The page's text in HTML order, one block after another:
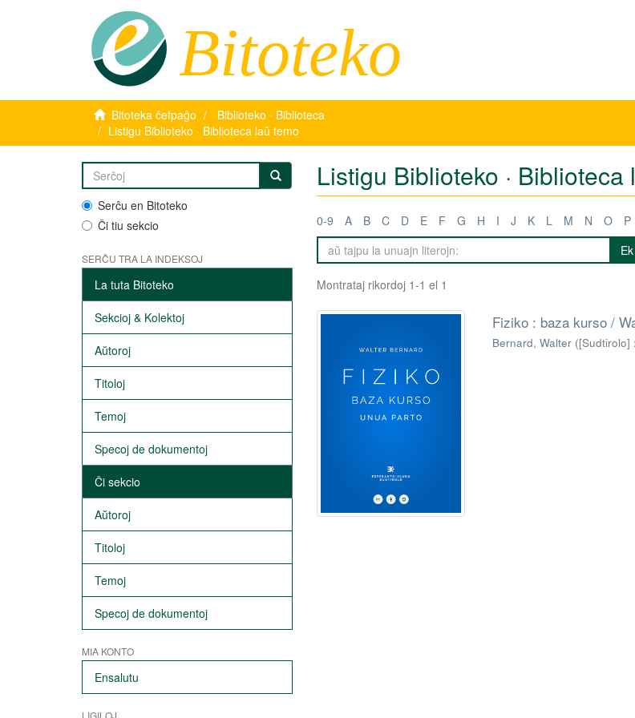
Bitoteko
Bitoteka ĉefpaĝo
Biblioteko · Biblioteca
Listigu Biblioteko · Biblioteca laŭ temo
Serĉu en Bitoteko
Ĉi tiu sekcio
SERĈU TRA LA INDEKSOJ
La tuta Bitoteko
Sekcioj & Kolektoj
Aŭtoroj
Titoloj
Temoj
Specoj de dokumentoj
Ĉi sekcio
Aŭtoroj
Titoloj
Temoj
Specoj de dokumentoj
MIA KONTO
Ensalutu
LIGILOJ
Listigu Biblioteko ·
0-9 A B C D E F G H I J K L M N O P
Ek
Montrataj rikordoj 1-1 el 1
Fiziko : baza kurso /
Bernard, Walter ([Sudtirolo]